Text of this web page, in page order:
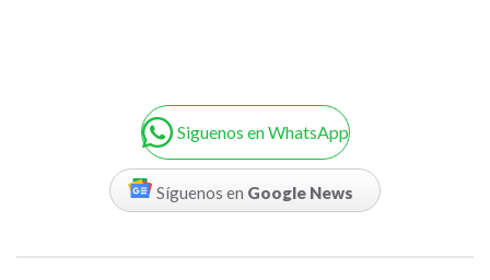
Siguenos en WhatsApp
Síguenos en Google News